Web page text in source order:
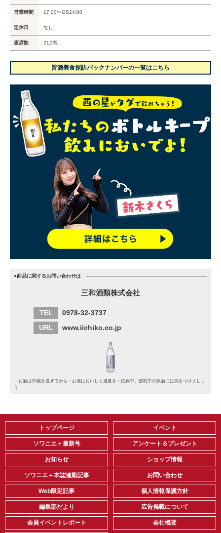
営業時間 17:00〜OS24:00
定休日 なし
座席数 212席
旨酒美食探訪バックナンバーの一覧はこちら
●商品に関するお問い合わせは
三和酒類株式会社
TEL
0978-32-3737
URL
www.iichiko.co.jp
・お酒は20歳を過ぎてから・お酒はおいしく適量を・妊娠中、授乳中の飲酒には気をつけましょ
う
トップページ
ソワニエ＋最新号
お知らせ
ソワニエ＋本誌連動記事
Web限定記事
編集部だより
会員イベントレポート
イベント
アンケート＆プレゼント
ショップ情報
お問い合わせ
個人情報保護方針
広告掲載について
会社概要